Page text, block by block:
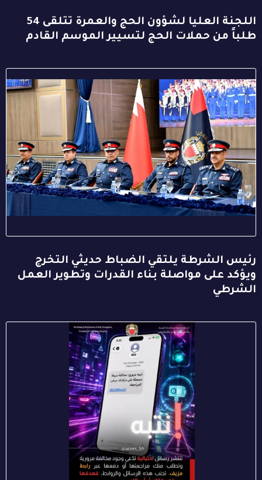
اللجنة العليا لشؤون الحج والعمرة تتلقى 54
طلباً من حملات الحج لتسيير الموسم القادم
رئيس الشرطة يلتقي الضباط حديثي التخرج
ويؤكد على مواصلة بناء القدرات وتطوير العمل
الشرطي